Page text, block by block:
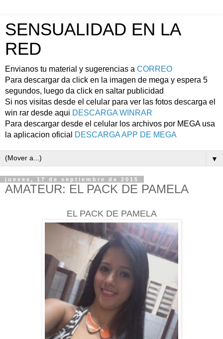
SENSUALIDAD EN LA
RED
Envianos tu material y sugerencias a CORREO
Para descargar da click en la imagen de mega y espera 5
segundos, luego da click en saltar publicidad
Si nos visitas desde el celular para ver las fotos descarga el
win rar desde aqui DESCARGA WINRAR
Para descargar desde el celular los archivos por MEGA usa
la aplicacion oficial
DESCARGA APP DE MEGA
▼
jueves, 17 de septiembre de 2015
AMATEUR: EL PACK DE PAMELA
EL PACK DE PAMELA